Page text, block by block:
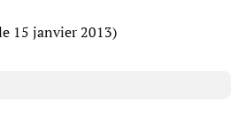
15 janvier 2013)